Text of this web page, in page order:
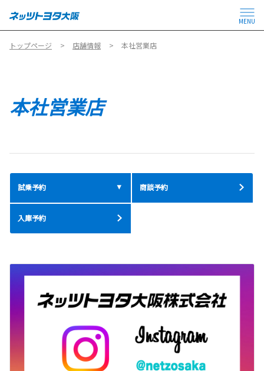
MENU
トップページ 店舗情報 本社営業店
本社営業店
試乗予約 商談予約
入庫予約